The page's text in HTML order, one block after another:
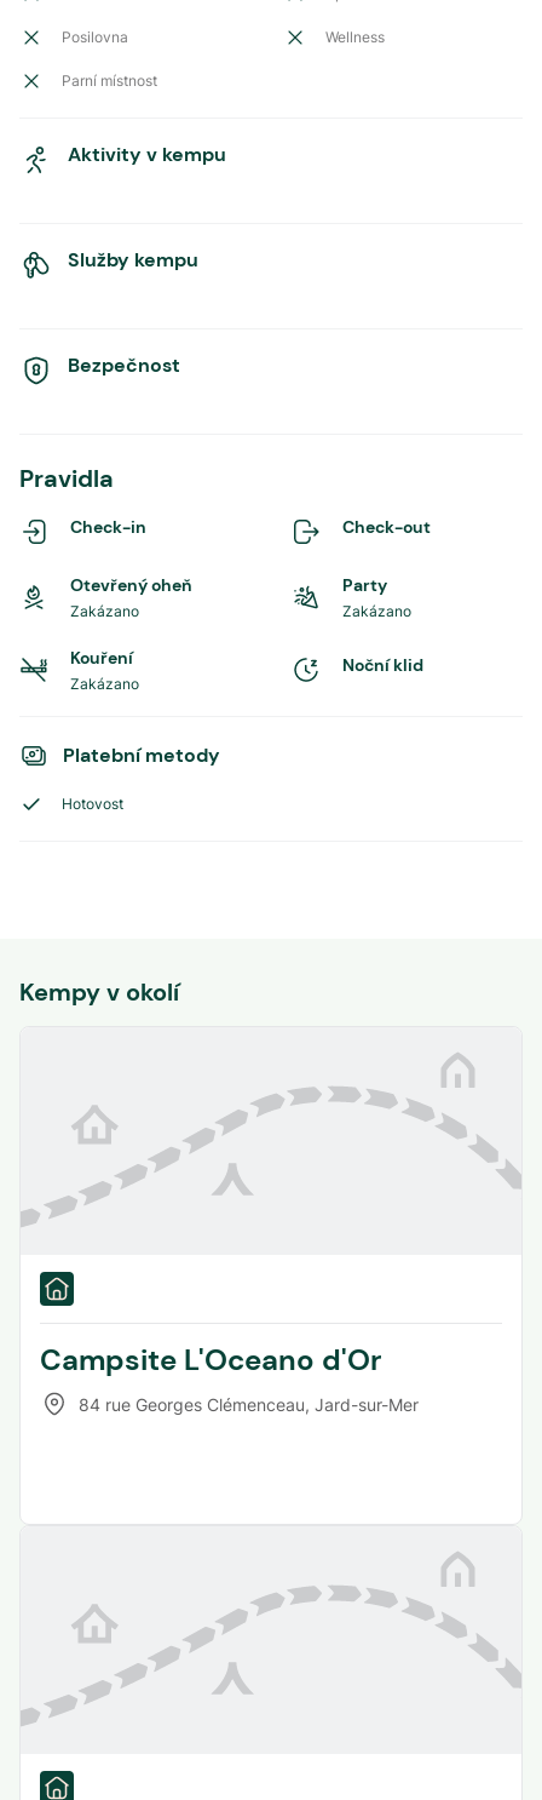
Posilovna Wellness
Parní místnost
Aktivity v kempu
Služby kempu
Bezpečnost
Pravidla
Check-in Check-out
Otevřený oheň
Zakázano
Party
Zakázano
Kouření
Zakázano
Noční klid
Platební metody
Hotovost
Kempy v okolí
Campsite L'Oceano d'Or
84 rue Georges Clémenceau, Jard-sur-Mer